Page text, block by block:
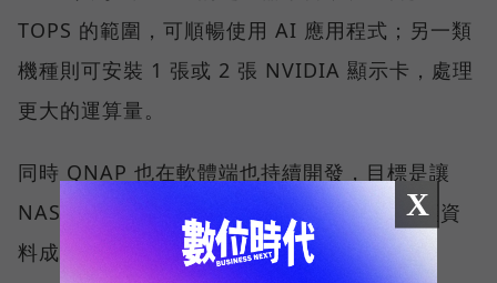
TOPS 的範圍，可順暢使用 AI 應用程式；另一類
機種則可安裝 1 張或 2 張 NVIDIA 顯示卡，處理
更大的運算量。
同時 QNAP 也在軟體端也持續開發，目標是讓
NAS 裡的資料更有效率地被 AI 工具調用，讓資
料成為有價值的知識。
X